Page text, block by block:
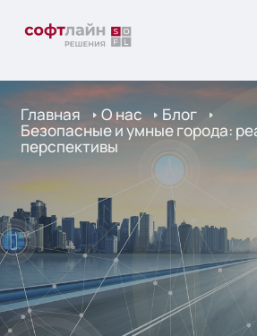
Главная О нас Блог
Безопасные и умные города:
перспективы